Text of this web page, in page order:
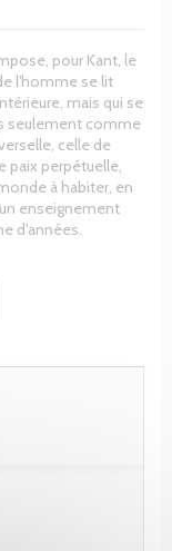
pour Kant, le
l'homme se lit
mais qui se
seulement comme
celle de
paix perpétuelle,
à habiter, en
enseignement
d'années.